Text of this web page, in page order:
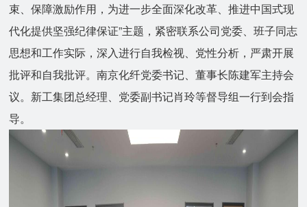
束、保障激励作用，为进一步全面深化改革、推进中国式现
代化提供坚强纪律保证”主题，紧密联系公司党委、班子同志
思想和工作实际，深入进行自我检视、党性分析，严肃开展
批评和自我批评。南京化纤党委书记、董事长陈建军主持会
议。新工集团总经理、党委副书记肖玲等督导组一行到会指
导。